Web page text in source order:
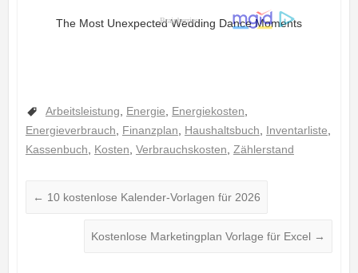
Arbeitsleistung Energie Energiekosten
Energieverbrauch
Finanzplan Haushaltsbuch Inventarliste
Kassenbuch
Kosten Verbrauchskosten Zählerstand
← 10 kostenlose Kalender-Vorlagen für 2026
Kostenlose Marketingplan Vorlage für Excel →